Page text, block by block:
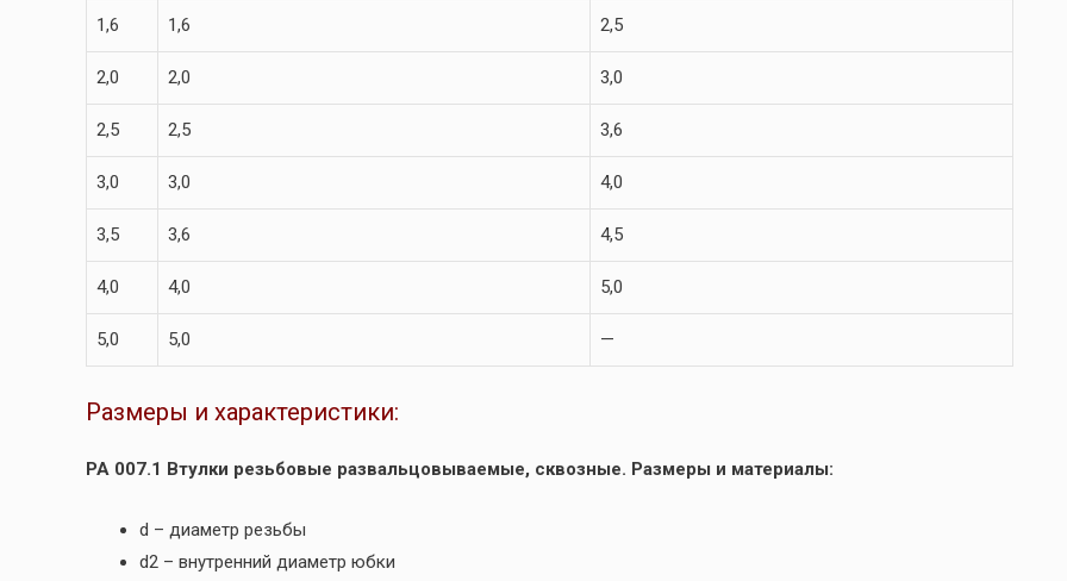
1,6 1,6 2,5
2,0 2,0 3,0
2,5 2,5 3,6
3,0 3,0 4,0
3,5 3,6 4,5
4,0 4,0 5,0
5,0 5,0 —
Размеры и характеристики:
РА 007.1 Втулки резьбовые развальцовываемые, сквозные. Размеры и материалы:
d – диаметр резьбы
d2 – внутренний диаметр юбки